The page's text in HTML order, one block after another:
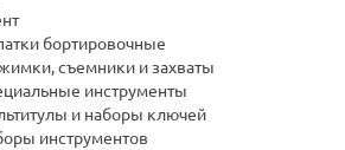
бортировочные
съемники и захваты
инструменты
и наборы ключей
инструментов